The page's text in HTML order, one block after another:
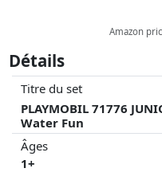
Amazon
Détails
Titre du set
PLAYMOBIL 71776
Water Fun
Âges
1+